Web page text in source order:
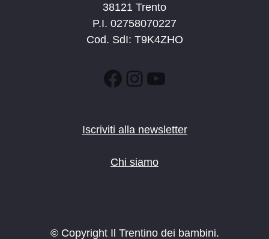
38121 Trento
P.I. 02758070227
Cod. SdI: T9K4ZHO
Facebook
Instagram
YouTube
Iscriviti alla newsletter
Chi siamo
© Copyright Il Trentino dei bambini.